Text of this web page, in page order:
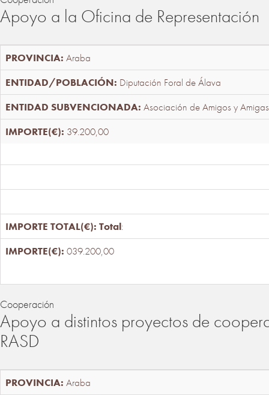
Apoyo a la Oficina de Representación
Araba
Diputación Foral de Álava
Asociación de Amigos y
39.200,00
Total:
039.200,00
Cooperación
Apoyo a distintos proyectos de
RASD
Araba